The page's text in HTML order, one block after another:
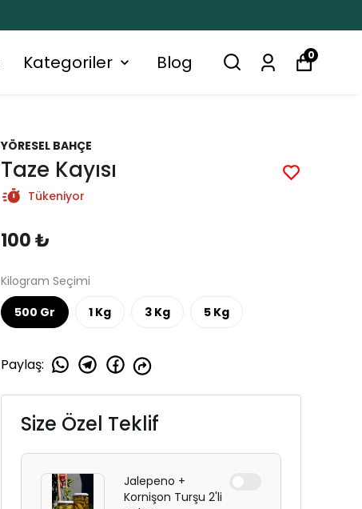
Kategoriler Blog 0
YÖRESEL BAHÇE
Taze Kayısı
Tükeniyor
100 ₺
Kilogram Seçimi
500 Gr
1 Kg 3 Kg 5 Kg
Paylaş:
Size Özel Teklif
Jalepeno +
Kornişon Turşu 2'li